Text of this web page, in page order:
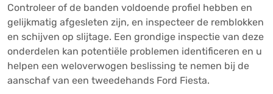
Controleer of de banden voldoende profiel hebben en
gelijkmatig afgesleten zijn, en inspecteer de remblokken
en schijven op slijtage. Een grondige inspectie van deze
onderdelen kan potentiële problemen identificeren en u
helpen een weloverwogen beslissing te nemen bij de
aanschaf van een tweedehands Ford Fiesta.